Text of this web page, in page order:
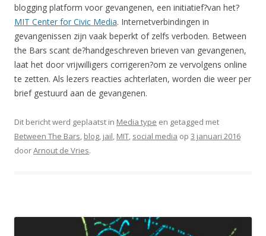
blogging platform voor gevangenen, een initiatief?van het?
MIT Center for Civic Media. Internetverbindingen in
gevangenissen zijn vaak beperkt of zelfs verboden. Between
the Bars scant de?handgeschreven brieven van gevangenen,
laat het door vrijwilligers corrigeren?om ze vervolgens online
te zetten. Als lezers reacties achterlaten, worden die weer per
brief gestuurd aan de gevangenen.
Dit bericht werd geplaatst in Media type en getagged met
Between The Bars, blog, jail, MIT, social media op 3 januari 2016
doorArnout de Vries.